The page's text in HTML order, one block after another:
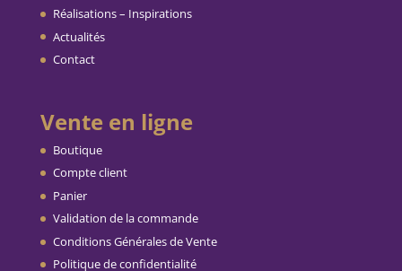
Réalisations – Inspirations
Actualités
Contact
Vente en ligne
Boutique
Compte client
Panier
Validation de la commande
Conditions Générales de Vente
Politique de confidentialité